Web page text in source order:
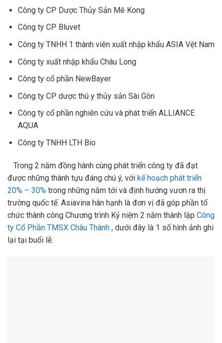
Công ty CP Dược Thủy Sản Mê Kong
Công ty CP Bluvet
Công ty TNHH 1 thành viên xuất nhập khẩu ASIA Vệt Nam
Công ty xuất nhập khẩu Châu Long
Công ty cổ phần NewBayer
Công ty CP dược thú y thủy sản Sài Gòn
Công ty cổ phần nghiên cứu và phát triển ALLIANCE
AQUA
Công ty TNHH LTH Bio
Trong 2 năm đồng hành cùng phát triển công ty đã đạt
được những thành tựu đáng chú ý, với kế hoạch phát triển
20% – 30% trong những năm tới và định hướng vươn ra thị
trường quốc tế. Asiavina hân hạnh là đơn vị đã góp phần tổ
chức thành công Chương trình Kỷ niệm 2 năm thành lập Công
ty Cổ Phần TMSX Châu Thành , dưới đây là 1 số hình ảnh ghi
lại tại buổi lễ: